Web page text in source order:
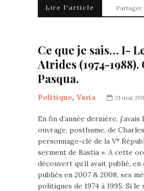
Lire l'article Partager
Ce que je sais… I-
Atrides (1974-
Pasqua.
Politique, Varia 21 mai
En fin d’année dernière,
ouvrage, posthume, de Charles
personnage-clé de la V°
serment de Bastia ». A cette
découvert qu’il avait publié, en
publiés en 2007 & 2008, ses
politiques de 1974 à 1995. Si le